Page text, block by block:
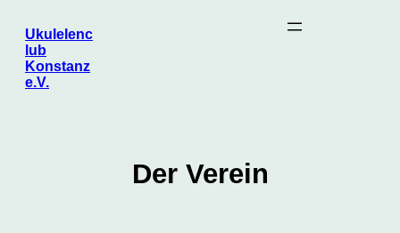
Inhalt
springen
Ukulelenc
lub
Konstanz
e.V.
Der Verein